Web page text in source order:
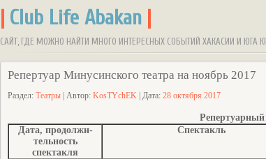
Club Life Abakan
САЙТ, ГДЕ МОЖНО НАЙТИ МНОГО ИНТЕРЕСНЫХ СОБЫТИЙ ХАКАСИИ И ЮГА
Репертуар Минусинского театра на ноябрь 2017
Раздел: Театры | Автор: KosTYchEK | Дата: 28 октября 2017
Дата, продолжи-
тельность
спектакля
Спектакль